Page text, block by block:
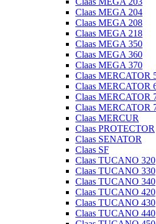
Claas MEGA 204
Claas MEGA 208
Claas MEGA 218
Claas MEGA 350
Claas MEGA 360
Claas MEGA 370
Claas MERCATOR
Claas MERCATOR
Claas MERCATOR
Claas MERCATOR
Claas MERCUR
Claas PROTECTOR
Claas SENATOR
Claas SF
Claas TUCANO 320
Claas TUCANO 330
Claas TUCANO 340
Claas TUCANO 420
Claas TUCANO 430
Claas TUCANO 440